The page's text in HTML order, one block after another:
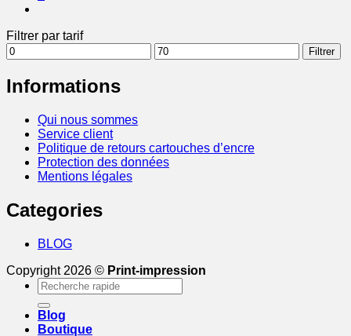
Filtrer par tarif
Prix
min
Prix
max
Filtrer
Informations
Qui nous sommes
Service client
Politique de retours cartouches d’encre
Protection des données
Mentions légales
Categories
BLOG
Copyright 2026 © Print-impression
Recherche
pour :
Blog
Boutique